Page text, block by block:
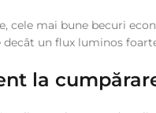
cele mai bune becuri
un flux luminos
la